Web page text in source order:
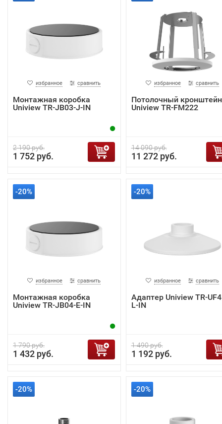
избранное сравнить
Монтажная коробка
Uniview TR-JB03-J-IN
2 190 руб.
1 752 руб.
избранное сравнить
Потолочный кронштейн
Uniview TR-FM222
14 090 руб.
11 272 руб.
-20%
избранное сравнить
Монтажная коробка
Uniview TR-JB04-E-IN
1 790 руб.
1 432 руб.
-20%
избранное сравнить
Адаптер Uniview TR-
L-IN
1 490 руб.
1 192 руб.
-20% -20%